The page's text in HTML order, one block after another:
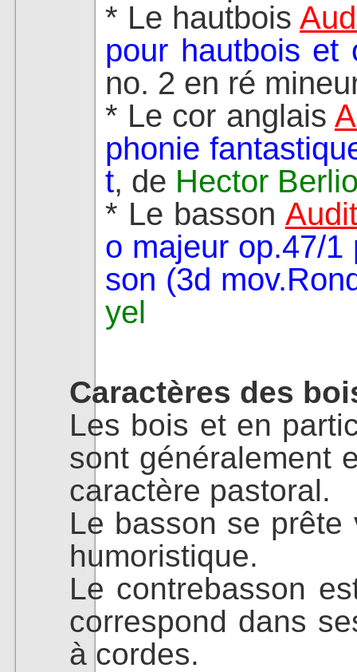
* Le hautbois
pour hautbois et
no. 2 en ré
* Le cor anglais
phonie
t, de Hector
* Le basson
o majeur op.47/1
son (3d
yel
Caractères des
Les bois et en
sont généralement
caractère pastoral.
Le basson se
humoristique.
Le contrebasson
correspond dans
à cordes.